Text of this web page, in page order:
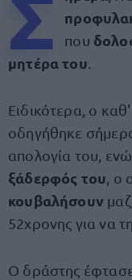
Σ
που
μητέρα του
Ειδικότερα, ο
οδηγήθηκε
απολογία του,
ξάδερφός του , ο
κουβαλήσουν
52χρονης για να
Ο δράστης